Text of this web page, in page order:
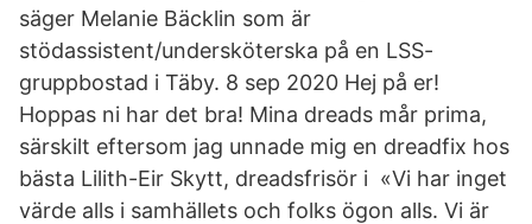
säger Melanie Bäcklin som är
stödassistent/undersköterska på en LSS-
gruppbostad i Täby. 8 sep 2020 Hej på er!
Hoppas ni har det bra! Mina dreads mår prima,
särskilt eftersom jag unnade mig en dreadfix hos
bästa Lilith-Eir Skytt, dreadsfrisör i «Vi har inget
värde alls i samhällets och folks ögon alls. Vi är